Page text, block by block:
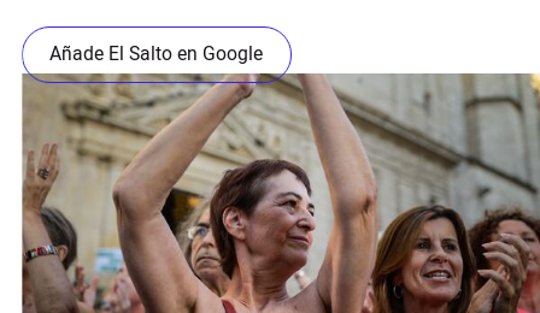
Añade El Salto en Google